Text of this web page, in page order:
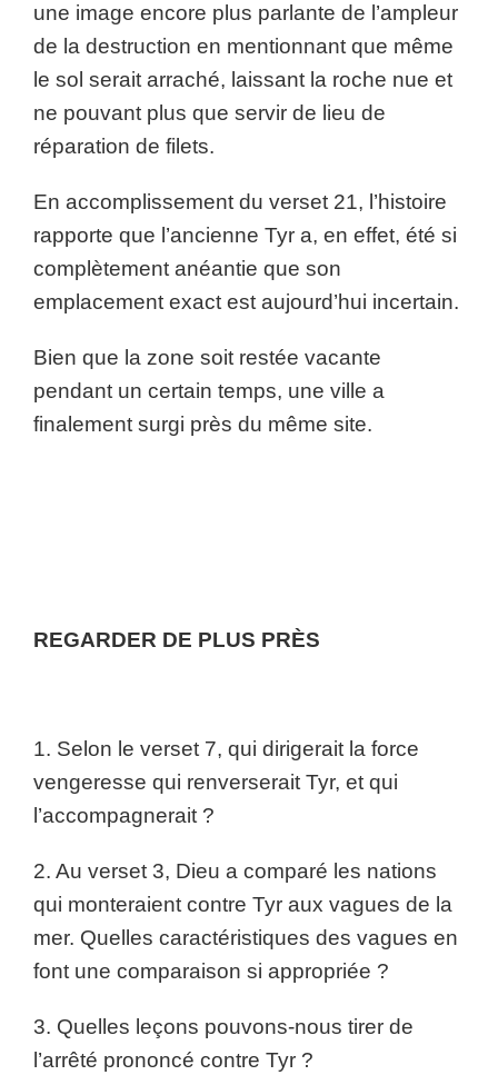
une image encore plus parlante de l’ampleur
de la destruction en mentionnant que même
le sol serait arraché, laissant la roche nue et
ne pouvant plus que servir de lieu de
réparation de filets.
En accomplissement du verset 21, l’histoire
rapporte que l’ancienne Tyr a, en effet, été si
complètement anéantie que son
emplacement exact est aujourd’hui incertain.
Bien que la zone soit restée vacante
pendant un certain temps, une ville a
finalement surgi près du même site.
REGARDER DE PLUS PRÈS
1. Selon le verset 7, qui dirigerait la force
vengeresse qui renverserait Tyr, et qui
l’accompagnerait ?
2. Au verset 3, Dieu a comparé les nations
qui monteraient contre Tyr aux vagues de la
mer. Quelles caractéristiques des vagues en
font une comparaison si appropriée ?
3. Quelles leçons pouvons-nous tirer de
l’arrêté prononcé contre Tyr ?